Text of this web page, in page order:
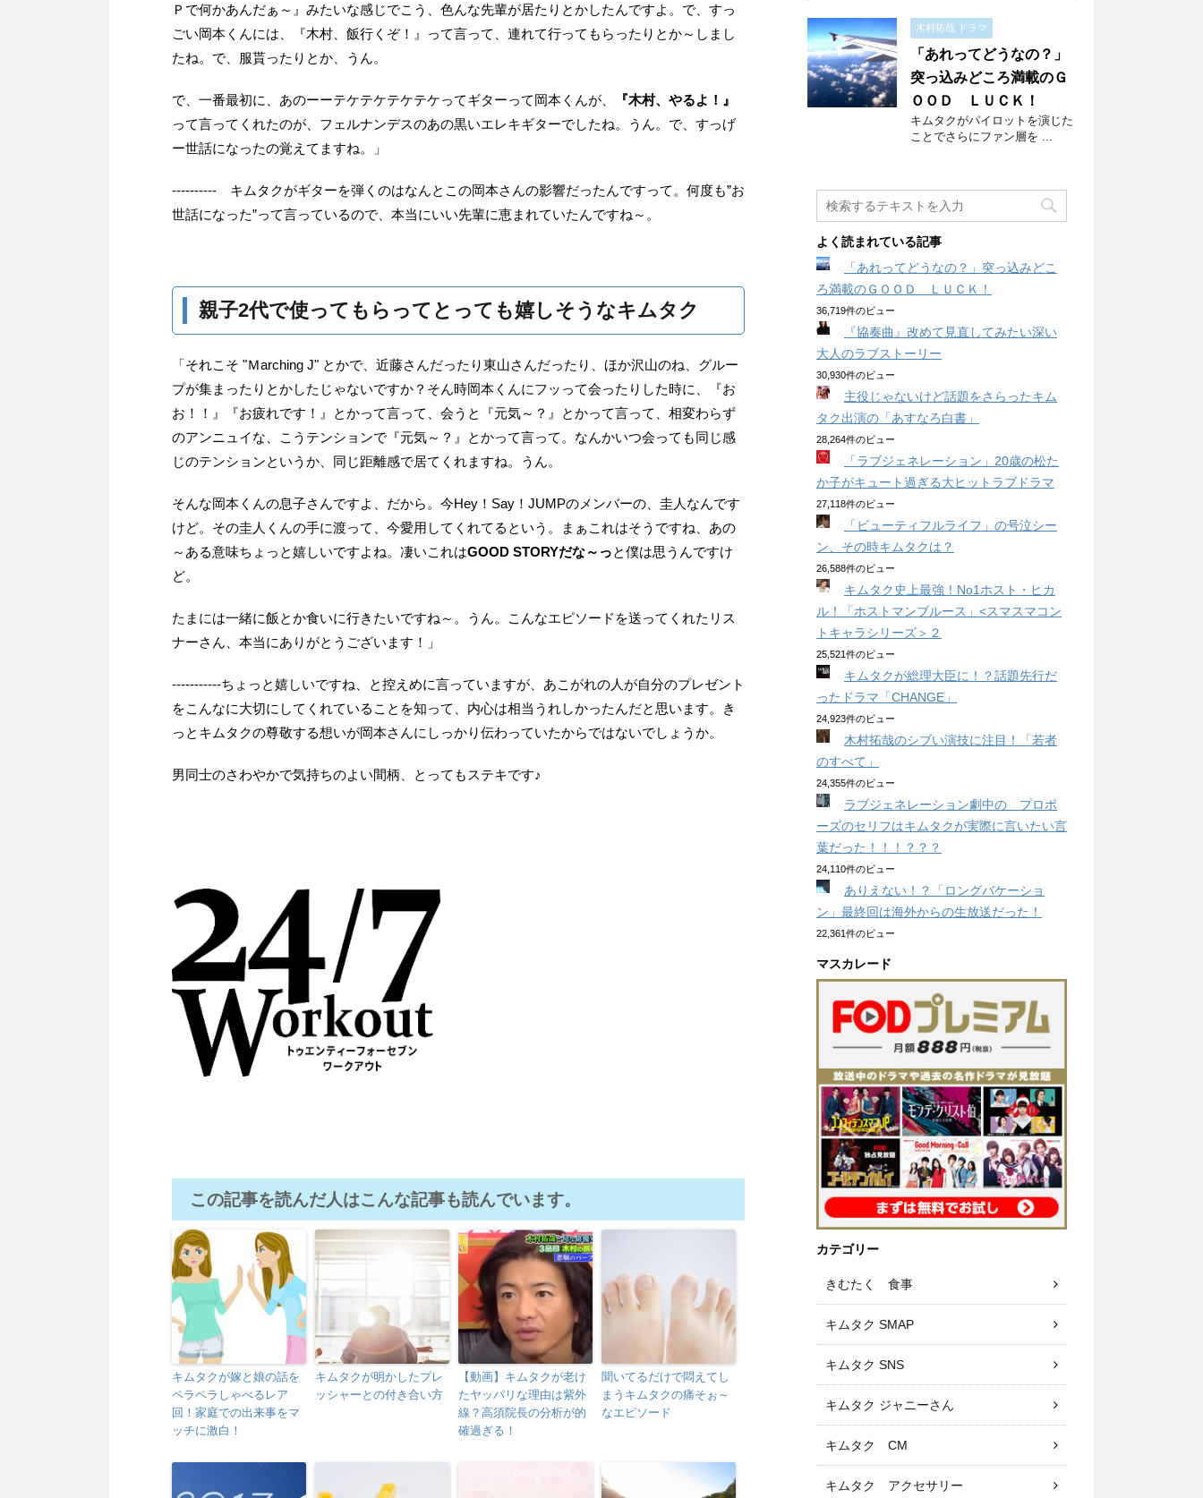
Ｐで何かあんだぁ～』みたいな感じでこう、色んな先輩が居たりとかしたんですよ。で、すっ
ごい岡本くんには、『木村、飯行くぞ！』って言って、連れて行ってもらったりとか～しまし
たね。で、服貰ったりとか、うん。
で、一番最初に、あのーーテケテケテケテケってギターって岡本くんが、
『木村、やるよ！』
って言ってくれたのが、フェルナンデスのあの黒いエレキギターでしたね。うん。で、すっげ
ー世話になったの覚えてますね。」
---------- キムタクがギターを弾くのはなんとこの岡本さんの影響だったんですって。何度も”お
世話になった”って言っているので、本当にいい先輩に恵まれていたんですね～。
親子2代で使ってもらってとっても嬉しそうなキムタク
「それこそ "Ｍarching J" とかで、近藤さんだったり東山さんだったり、ほか沢山のね、グルー
プが集まったりとかしたじゃないですか？そん時岡本くんにフッって会ったりした時に、『お
お！！』『お疲れです！』とかって言って、会うと『元気～？』とかって言って、相変わらず
のアンニュイな、こうテンションで『元気～？』とかって言って。なんかいつ会っても同じ感
じのテンションというか、同じ距離感で居てくれますね。うん。
そんな岡本くんの息子さんですよ、だから。今Hey！Say！JUMPのメンバーの、圭人なんです
けど。その圭人くんの手に渡って、今愛用してくれてるという。まぁこれはそうですね、あの
～ある意味ちょっと嬉しいですよね。凄いこれはGOOD STORYだな～っと僕は思うんですけ
ど。
たまには一緒に飯とか食いに行きたいですね～。うん。こんなエピソードを送ってくれたリス
ナーさん、本当にありがとうございます！」
-----------ちょっと嬉しいですね、と控えめに言っていますが、あこがれの人が自分のプレゼント
をこんなに大切にしてくれていることを知って、内心は相当うれしかったんだと思います。き
っとキムタクの尊敬する想いが岡本さんにしっかり伝わっていたからではないでしょうか。
男同士のさわやかで気持ちのよい間柄、とってもステキです♪
この記事を読んだ人はこんな記事も読んでいます。
キムタクが嫁と娘の話を
ペラペラしゃべるレア
回！家庭での出来事をマ
ッチに激白！
キムタクが明かしたプレ
ッシャーとの付き合い方
【動画】キムタクが老け
たヤッパリな理由は紫外
線？高須院長の分析が的
確過ぎる！
聞いてるだけで悶えてし
まうキムタクの痛そぉ～
なエピソード
木村拓哉 ドラマ
「あれってどうなの？」
突っ込みどころ満載のＧ
ＯＯＤ ＬＵＣＫ！
キムタクがパイロットを演じた
ことでさらにファン層を ...
よく読まれている記事
「あれってどうなの？」突っ込みどこ
ろ満載のＧＯＯＤ ＬＵＣＫ！
36,719件のビュー
『協奏曲』改めて見直してみたい深い
大人のラブストーリー
30,930件のビュー
主役じゃないけど話題をさらったキム
タク出演の「あすなろ白書」
28,264件のビュー
「ラブジェネレーション」20歳の松た
か子がキュート過ぎる大ヒットラブドラマ
27,118件のビュー
「ビューティフルライフ」の号泣シー
ン、その時キムタクは？
26,588件のビュー
キムタク史上最強！No1ホスト・ヒカ
ル！「ホストマンブルース」<スマスマコン
トキャラシリーズ＞２
25,521件のビュー
キムタクが総理大臣に！？話題先行だ
ったドラマ「CHANGE」
24,923件のビュー
木村拓哉のシブい演技に注目！「若者
のすべて」
24,355件のビュー
ラブジェネレーション劇中の プロポ
ーズのセリフはキムタクが実際に言いたい言
葉だった！！！？？？
24,110件のビュー
ありえない！？「ロングバケーショ
ン」最終回は海外からの生放送だった！
22,361件のビュー
マスカレード
カテゴリー
きむたく 食事
キムタク SMAP
キムタク SNS
キムタク ジャニーさん
キムタク CM
キムタク アクセサリー